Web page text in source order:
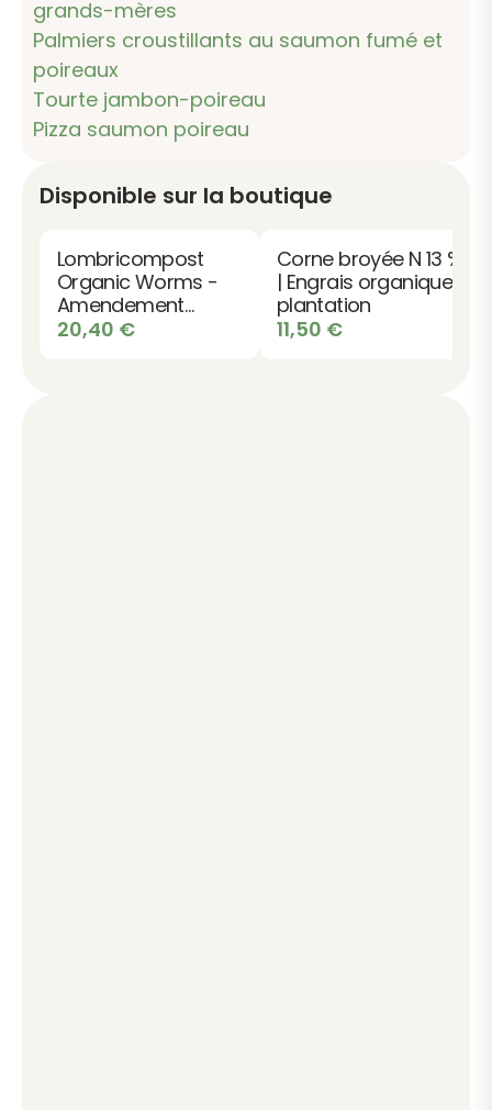
grands-mères
Palmiers croustillants au saumon fumé et
poireaux
Tourte jambon-poireau
Pizza saumon poireau
Disponible sur la boutique
Lombricompost
Organic Worms -
Amendement
Organique 100%
20,40 €
Corne broyée N 13 %
| Engrais organique
plantation
11,50 €